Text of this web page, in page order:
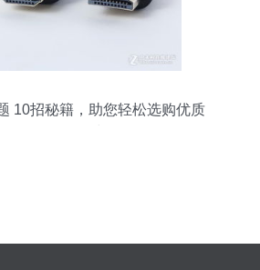
10招秘籍，助您轻松选购优质